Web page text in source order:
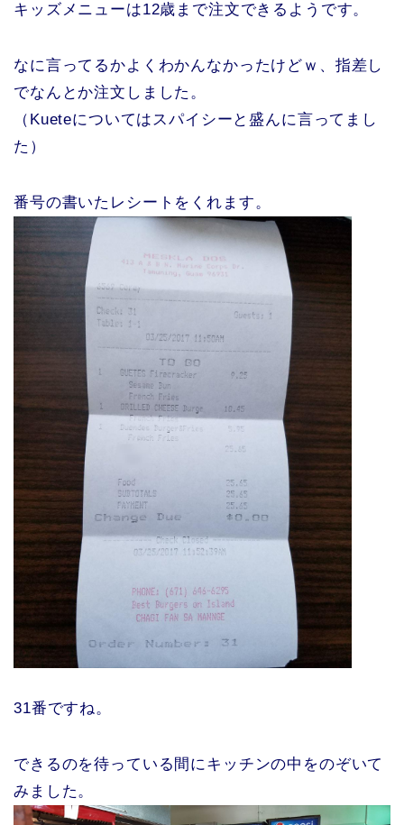
キッズメニューは12歳まで注文できるようです。
なに言ってるかよくわかんなかったけどｗ、指差し
でなんとか注文しました。
（Kueteについてはスパイシーと盛んに言ってまし
た）
番号の書いたレシートをくれます。
31番ですね。
できるのを待っている間にキッチンの中をのぞいて
みました。